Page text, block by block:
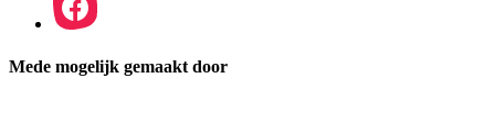
Mede mogelijk gemaakt door